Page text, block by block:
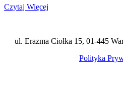
Czytaj Więcej
ul. Erazma Ciołka 15, 01-445
Polityka